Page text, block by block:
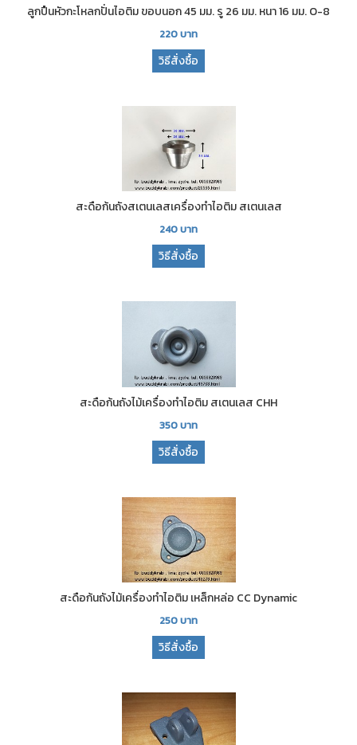
ลูกปืนหัวกะโหลกปั่นไอติม ขอบนอก 45 มม. รู 26 มม. หนา 16 มม. O-8
220บาท
วิธีสั่งซื้อ
สะดือก้นถังสเตนเลสเครื่องทำไอติม สเตนเลส
240บาท
วิธีสั่งซื้อ
สะดือก้นถังไม้เครื่องทำไอติม สเตนเลส CHH
350บาท
วิธีสั่งซื้อ
สะดือก้นถังไม้เครื่องทำไอติม เหล็กหล่อ CC Dynamic
250บาท
วิธีสั่งซื้อ